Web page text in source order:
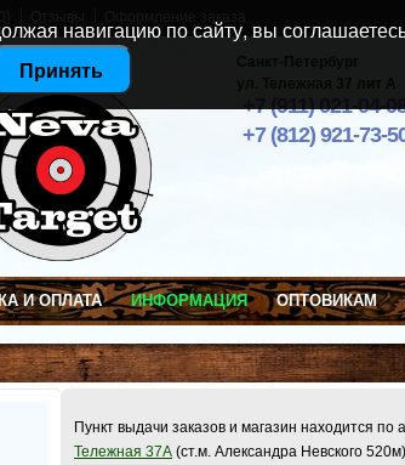
Санкт-Петербург
ул. Тележная 37 лит А
+7 (911) 021-04-
+7 (812) 921-73-
И ОПЛАТА ИНФОРМАЦИЯ ОПТОВИКАМ
Пункт выдачи заказов и магазин находится по
Тележная 37А (ст.м. Александра Невского 520м)
навигацию по сайту, вы
Принять